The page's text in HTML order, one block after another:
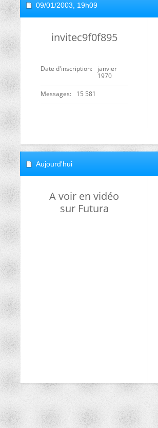
09/01/2003, 19h09
invitec9f0f895
Date d'inscription
janvier
1970
Messages 15 581
Aujourd'hui
A voir en vidéo
sur Futura